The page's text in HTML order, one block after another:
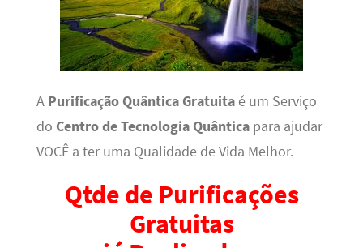
A Purificação Quântica Gratuitaé um Serviço
do Centro de Tecnologia Quânticapara ajudar
VOCÊ a ter uma Qualidade de Vida Melhor.
Qtde de Purificações
Gratuitas